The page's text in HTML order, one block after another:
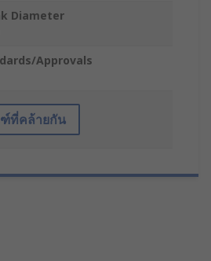
Diameter
Approvals
ที่คล้ายกัน